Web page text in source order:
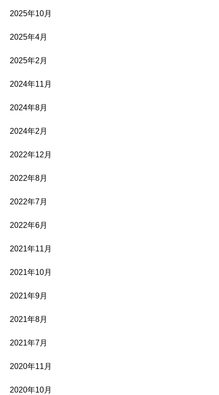
2025年10月
2025年4月
2025年2月
2024年11月
2024年8月
2024年2月
2022年12月
2022年8月
2022年7月
2022年6月
2021年11月
2021年10月
2021年9月
2021年8月
2021年7月
2020年11月
2020年10月